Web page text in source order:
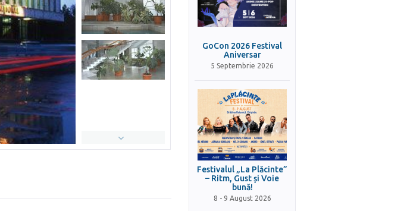
GoCon 2026 Festival
Aniversar
5 Septembrie 2026
Festivalul „La Plăcinte”
– Ritm, Gust și Voie
bună!
8 - 9 August 2026